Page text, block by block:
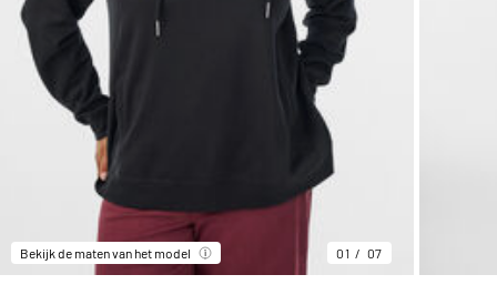
Bekijk de maten van het model 01 07